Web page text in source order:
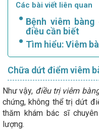
Các bài viết liên quan
Bệnh viêm
điều cần biết
Tìm hiểu: Viêm
Chữa dứt điểm viêm
Như vậy, điều trị viêm
chứng, không thể trị dứt
thăm khám bác sĩ
lượng.